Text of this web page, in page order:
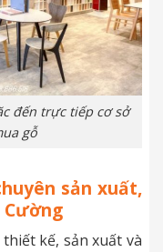
đến trực tiếp cơ sở
gỗ
sản xuất,
kế, sản xuất và